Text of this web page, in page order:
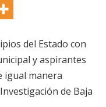
del Estado con
y aspirantes
igual manera
de Baja